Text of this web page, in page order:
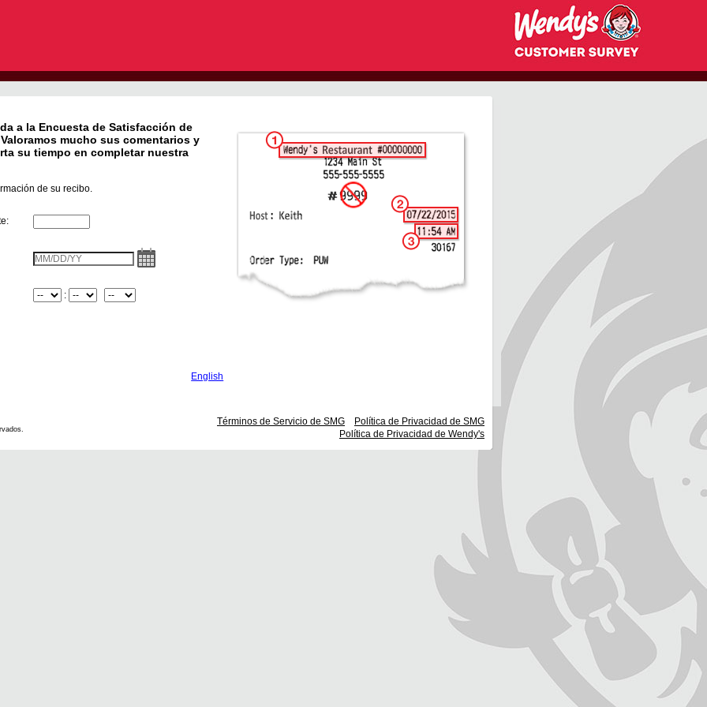
a la Encuesta de Satisfacción de
Valoramos mucho sus comentarios y
su tiempo en completar nuestra
de su recibo.
VisitDate
Hora
:
English
Política de Privacidad de SMG
Términos de Servicio de SMG
Política de Privacidad de Wendy's